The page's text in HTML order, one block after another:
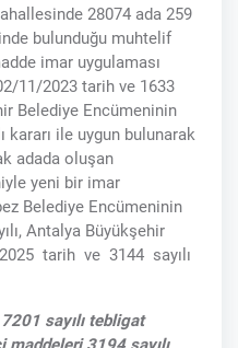
28074 ada 259
bulunduğu muhtelif
imar uygulaması
11/2023 tarih ve 1633
Belediye Encümeninin
kararı ile uygun bulunarak
adada oluşan
yeni bir imar
Belediye Encümeninin
Antalya Büyükşehir
tarih ve 3144 sayılı
7201 sayılı tebligat